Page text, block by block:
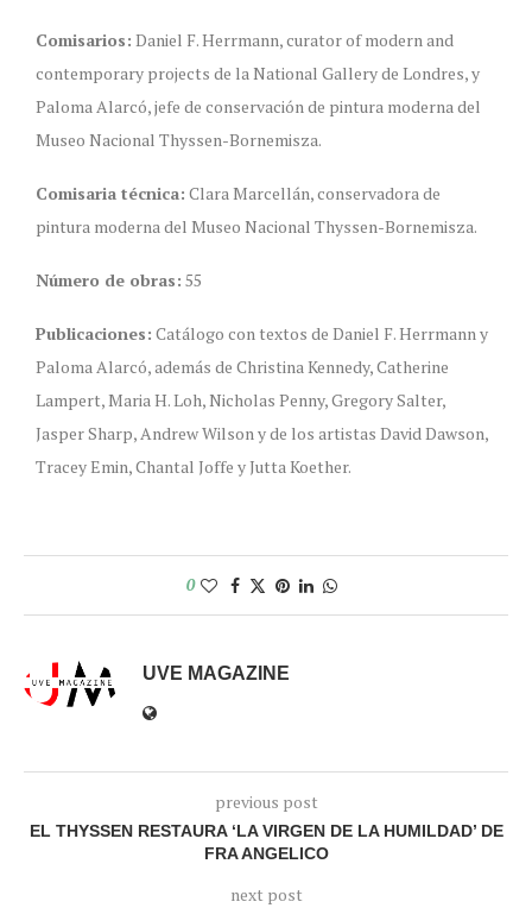
Comisarios: Daniel F. Herrmann, curator of modern and
contemporary projects de la National Gallery de Londres, y
Paloma Alarcó, jefe de conservación de pintura moderna del
Museo Nacional Thyssen-Bornemisza.
Comisaria técnica: Clara Marcellán, conservadora de
pintura moderna del Museo Nacional Thyssen-Bornemisza.
Número de obras: 55
Publicaciones: Catálogo con textos de Daniel F. Herrmann y
Paloma Alarcó, además de Christina Kennedy, Catherine
Lampert, Maria H. Loh, Nicholas Penny, Gregory Salter,
Jasper Sharp, Andrew Wilson y de los artistas David Dawson,
Tracey Emin, Chantal Joffe y Jutta Koether.
0
UVE MAGAZINE
previous post
EL THYSSEN RESTAURA ‘LA VIRGEN DE LA HUMILDAD’ DE
FRA ANGELICO
next post